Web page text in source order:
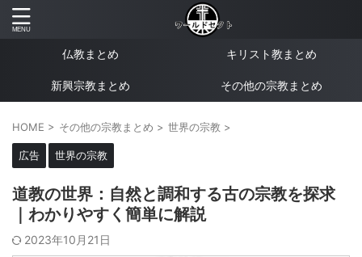
仏教まとめ キリスト教まとめ
新興宗教まとめ その他の宗教まとめ
HOME > その他の宗教まとめ > 世界の宗教 >
広告 世界の宗教
道教の世界：自然と調和する古の宗教を探求
｜わかりやすく簡単に解説
2023年10月21日